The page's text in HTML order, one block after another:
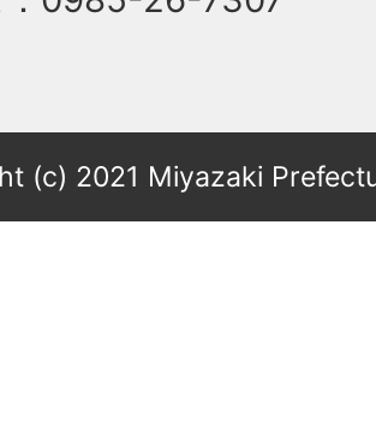
(c) 2021 Miyazaki